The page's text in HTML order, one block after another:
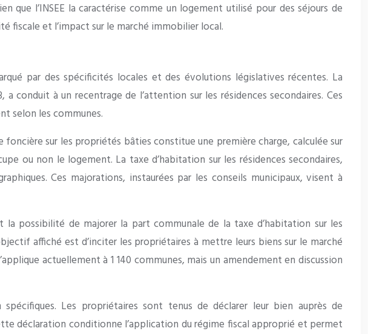
l’INSEE la caractérise comme un logement utilisé pour des séjours de
fiscale et l’impact sur le marché immobilier local.
par des spécificités locales et des évolutions législatives récentes. La
conduit à un recentrage de l’attention sur les résidences secondaires. Ces
selon les communes.
sur les propriétés bâties constitue une première charge, calculée sur
ou non le logement. La taxe d’habitation sur les résidences secondaires,
Ces majorations, instaurées par les conseils municipaux, visent à
possibilité de majorer la part communale de la taxe d’habitation sur les
affiché est d’inciter les propriétaires à mettre leurs biens sur le marché
actuellement à 1 140 communes, mais un amendement en discussion
Les propriétaires sont tenus de déclarer leur bien auprès de
déclaration conditionne l’application du régime fiscal approprié et permet